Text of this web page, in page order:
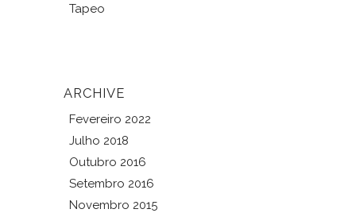
Tapeo
ARCHIVE
Fevereiro 2022
Julho 2018
Outubro 2016
Setembro 2016
Novembro 2015